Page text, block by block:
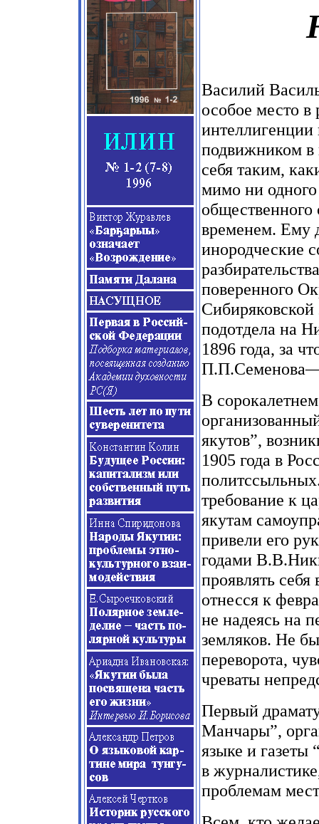
Василий
особое место в
интеллигенции
подвижником в
себя таким,
мимо ни одного
временем. Ему
инородческие
поверенного
Сибиряковской
подотдела на
1896 года, за
В
якутов”,
1905 года в
требование к
якутам
привели его
годами
проявлять
отнесся к
не надеясь на
земляков. Не
переворота,
чреваты
Первый
Манчары”,
языке и газеты
в
проблемам